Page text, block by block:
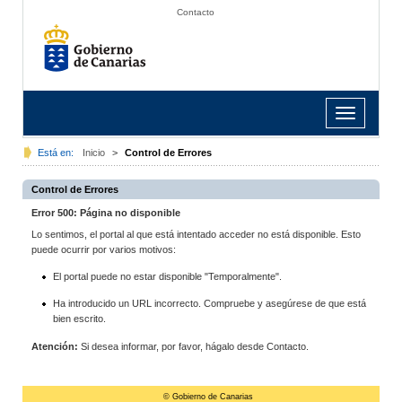
Contacto
Toggle
navigation
Está en: Inicio > Control de Errores
Control de Errores
Error 500: Página no disponible
Lo sentimos, el portal al que está intentado acceder no está disponible. Esto
puede ocurrir por varios motivos:
El portal puede no estar disponible "Temporalmente".
Ha introducido un URL incorrecto. Compruebe y asegúrese de que está
bien escrito.
Atención: Si desea informar, por favor, hágalo desde Contacto.
© Gobierno de Canarias